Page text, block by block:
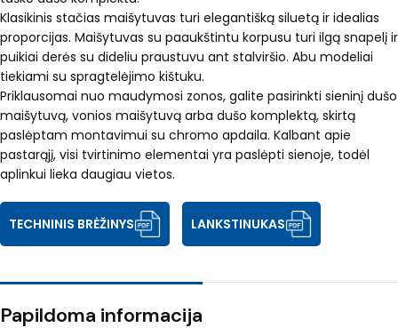
Klasikinis stačias maišytuvas turi elegantišką siluetą ir idealias
proporcijas. Maišytuvas su paaukštintu korpusu turi ilgą snapelį ir
puikiai derės su dideliu praustuvu ant stalviršio. Abu modeliai
tiekiami su spragtelėjimo kištuku.
Priklausomai nuo maudymosi zonos, galite pasirinkti sieninį dušo
maišytuvą, vonios maišytuvą arba dušo komplektą, skirtą
paslėptam montavimui su chromo apdaila. Kalbant apie
pastarąjį, visi tvirtinimo elementai yra paslėpti sienoje, todėl
aplinkui lieka daugiau vietos.
TECHNINIS BRĖŽINYS LANKSTINUKAS
Papildoma informacija